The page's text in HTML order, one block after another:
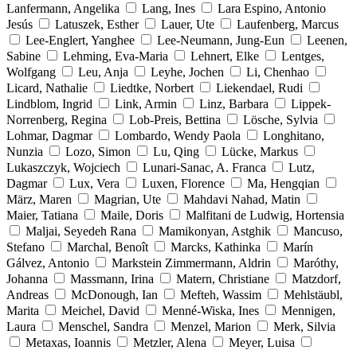
Lanfermann, Angelika
Lang, Ines
Lara Espino, Antonio
Jesús
Latuszek, Esther Lauer, Ute
Laufenberg, Marcus
Lee-Englert, Yanghee
Lee-Neumann, Jung-Eun
Leenen,
Sabine
Lehming, Eva-Maria Lehnert, Elke
Lentges,
Wolfgang
Leu, Anja Leyhe, Jochen
Li, Chenhao
Licard, Nathalie
Liedtke, Norbert
Liekendael, Rudi
Lindblom, Ingrid
Link, Armin Linz, Barbara
Lippek-
Norrenberg, Regina
Lob-Preis, Bettina
Lösche, Sylvia
Lohmar, Dagmar
Lombardo, Wendy Paola
Longhitano,
Nunzia
Lozo, Simon Lu, Qing
Lücke, Markus
Lukaszczyk, Wojciech
Lunari-Sanac, A. Franca
Lutz,
Dagmar
Lux, Vera Luxen, Florence
Ma, Hengqian
März, Maren
Magrian, Ute
Mahdavi Nahad, Matin
Maier, Tatiana
Maile, Doris
Malfitani de Ludwig, Hortensia
Maljai, Seyedeh Rana
Mamikonyan, Astghik
Mancuso,
Stefano
Marchal, Benoît Marcks, Kathinka
Marín
Gálvez, Antonio
Markstein Zimmermann, Aldrin
Maróthy,
Johanna
Massmann, Irina Matern, Christiane
Matzdorf,
Andreas
McDonough, Ian Mefteh, Wassim
Mehlstäubl,
Marita
Meichel, David Menné-Wiska, Ines
Mennigen,
Laura
Menschel, Sandra Menzel, Marion
Merk, Silvia
Metaxas, Ioannis
Metzler, Alena
Meyer, Luisa